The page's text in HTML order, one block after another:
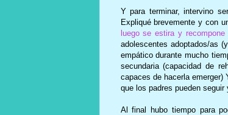
Y para terminar, intervino
Expliqué brevemente y con
luego se estira y
adolescentes adoptados/as
empático durante mucho
secundaria (capacidad de
capaces de hacerla emerger)
que los padres pueden
Al final hubo tiempo para